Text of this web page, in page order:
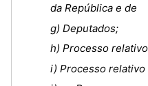
da República e de
g) Deputados;
h) Processo
i) Processo